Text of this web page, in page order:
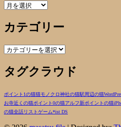
ア
カ
イ
ブ
カテゴリー
カ
ゴ
リ
タグクラウド
ポイント1の猫猫モノクロ神社の猫駅周辺の猫
お寺近くの猫ポイント0の猫アルフ新ポイントの猫
の猫全話リストゲーム*ist DS